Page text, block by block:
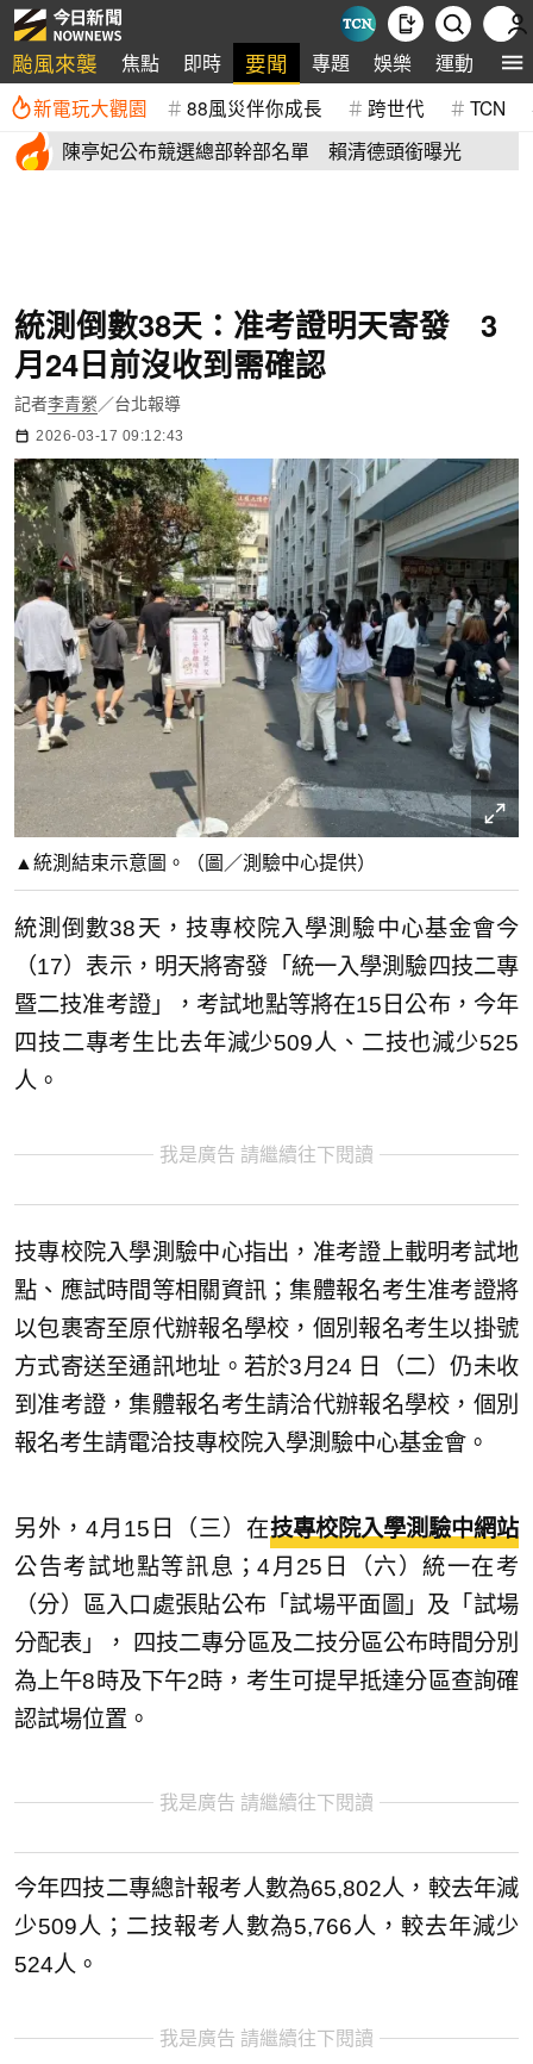
颱風來襲 焦點 即時 要聞 專題 娛樂 運動 全
新電玩大觀園 88風災伴你成長 跨世代 TCN
陳亭妃公布競選總部幹部名單 賴清德頭銜曝光
統測倒數38天：准考證明天寄發 3
月24日前沒收到需確認
記者李青縈 ／台北報導
2026-03-17 09:12:43
▲統測結束示意圖。（圖／測驗中心提供）
統測倒數38天，技專校院入學測驗中心基金會今
（17）表示，明天將寄發「統一入學測驗四技二專
暨二技准考證」，考試地點等將在15日公布，今年
四技二專考生比去年減少509人、二技也減少525
人。
我是廣告 請繼續往下閱讀
技專校院入學測驗中心指出，准考證上載明考試地
點、應試時間等相關資訊；集體報名考生准考證將
以包裹寄至原代辦報名學校，個別報名考生以掛號
方式寄送至通訊地址。若於3月24 日（二）仍未收
到准考證，集體報名考生請洽代辦報名學校，個別
報名考生請電洽技專校院入學測驗中心基金會。
另外，4月15日（三）在技專校院入學測驗中網站
公告考試地點等訊息；4月25日（六）統一在考
（分）區入口處張貼公布「試場平面圖」及「試場
分配表」， 四技二專分區及二技分區公布時間分別
為上午8時及下午2時，考生可提早抵達分區查詢確
認試場位置。
我是廣告 請繼續往下閱讀
今年四技二專總計報考人數為65,802人，較去年減
少509人；二技報考人數為5,766人，較去年減少
524人。
我是廣告 請繼續往下閱讀